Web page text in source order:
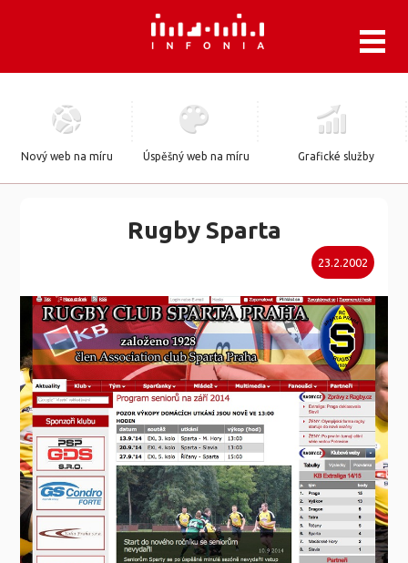
Rugby Sparta
23.2.2002
Nový web na míru Úspěšný web na míru Grafické služby